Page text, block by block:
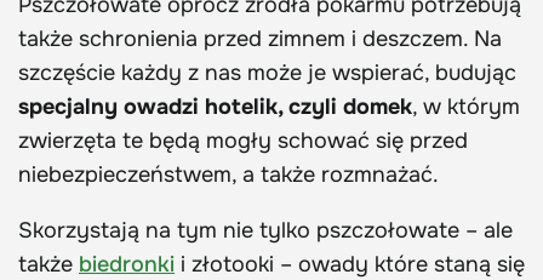
także schronienia przed zimnem i deszczem. Na
szczęście każdy z nas może je wspierać, budując
specjalny owadzi hotelik, czyli domek, w którym
zwierzęta te będą mogły schować się przed
niebezpieczeństwem, a także rozmnażać.
Skorzystają na tym nie tylko pszczołowate – ale
także biedronki i złotooki – owady które staną się